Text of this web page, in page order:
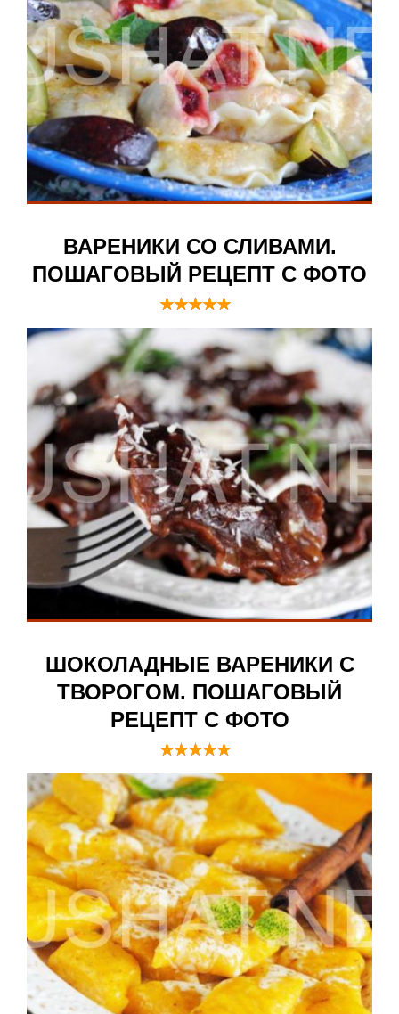
ВАРЕНИКИ СО СЛИВАМИ.
ПОШАГОВЫЙ РЕЦЕПТ С ФОТО
ШОКОЛАДНЫЕ ВАРЕНИКИ С
ТВОРОГОМ. ПОШАГОВЫЙ
РЕЦЕПТ С ФОТО